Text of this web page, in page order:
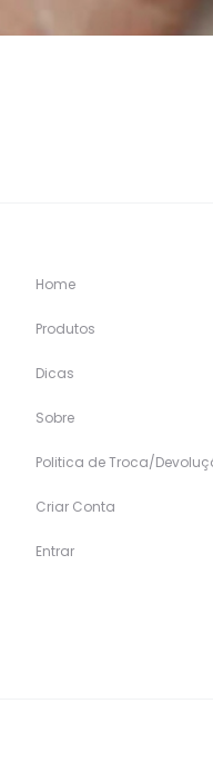
Home
Produtos
Dicas
Sobre
Politica de Troca/
Criar Conta
Entrar